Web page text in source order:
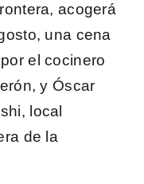
acogerá
una cena
el cocinero
, y Óscar
, local
de la